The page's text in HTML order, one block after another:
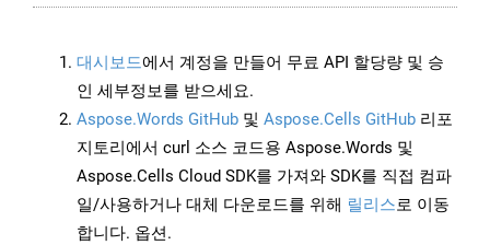
대시보드에서 계정을 만들어 무료 API 할당량 및 승
인 세부정보를 받으세요.
Aspose.Words GitHub 및 Aspose.Cells GitHub 리포
지토리에서 curl 소스 코드용 Aspose.Words 및
Aspose.Cells Cloud SDK를 가져와 SDK를 직접 컴파
일/사용하거나 대체 다운로드를 위해 릴리스로 이동
합니다. 옵션.